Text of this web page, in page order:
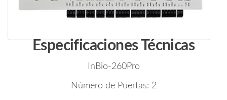
Especificaciones Técnicas
InBio-260Pro
Número de Puertas: 2